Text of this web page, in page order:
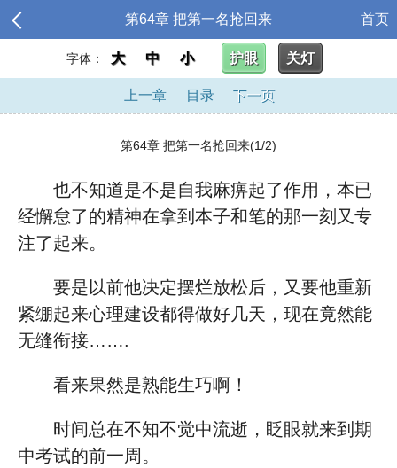
第64章 把第一名抢回来 首页
字体： 大 中 小 护眼 关灯
上一章 目录 下一页
第64章 把第一名抢回来(1/2)
也不知道是不是自我麻痹起了作用，本已
经懈怠了的精神在拿到本子和笔的那一刻又专
注了起来。
要是以前他决定摆烂放松后，又要他重新
紧绷起来心理建设都得做好几天，现在竟然能
无缝衔接…….
看来果然是熟能生巧啊！
时间总在不知不觉中流逝，眨眼就来到期
中考试的前一周。